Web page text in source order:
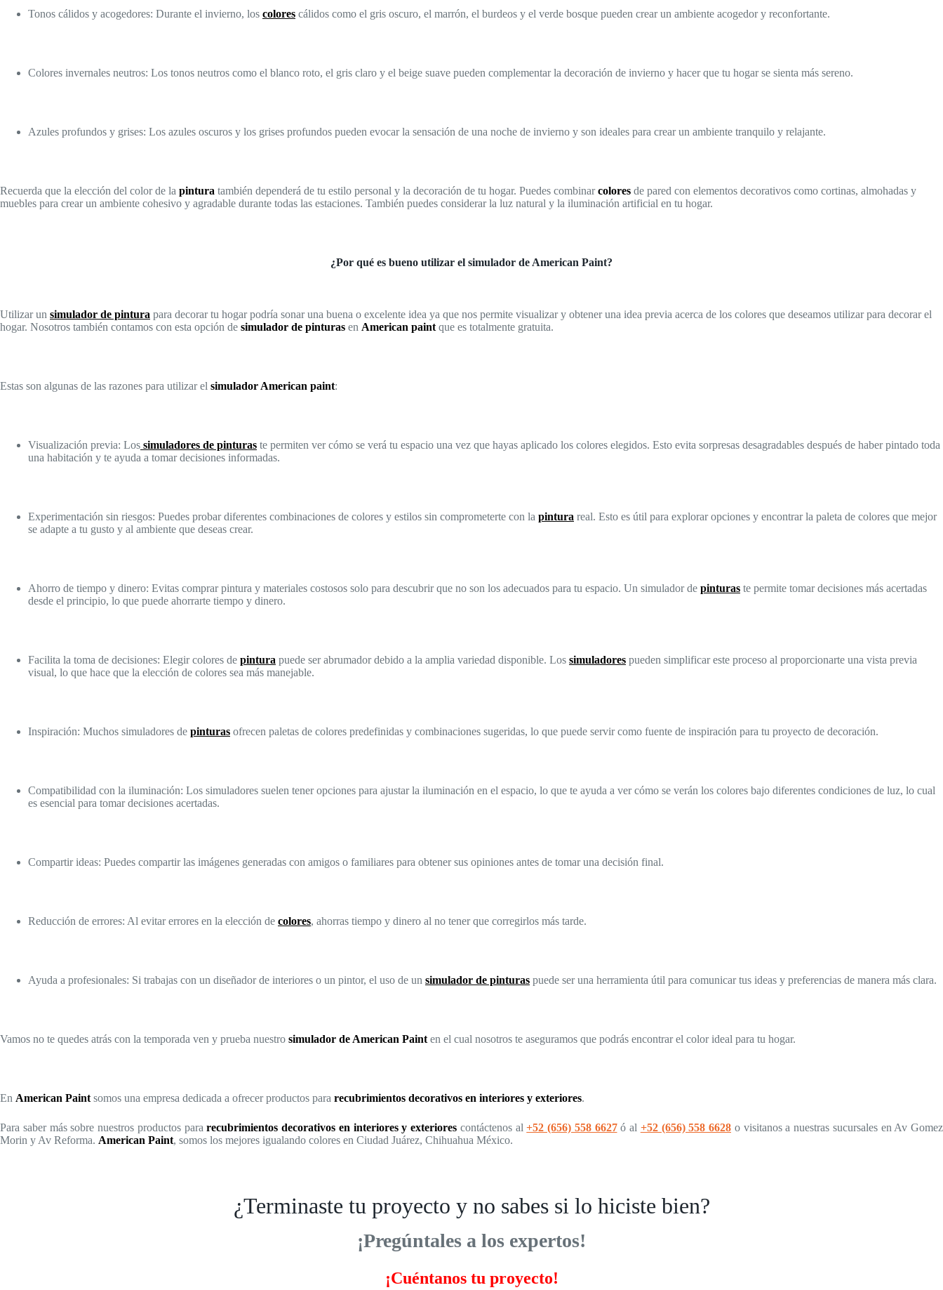
Tonos cálidos y acogedores: Durante el invierno, los colores cálidos como el gris oscuro, el marrón, el burdeos y el verde bosque pueden crear un ambiente acogedor y reconfortante.
Colores invernales neutros: Los tonos neutros como el blanco roto, el gris claro y el beige suave pueden complementar la decoración de invierno y hacer que tu hogar se sienta más sereno.
Azules profundos y grises: Los azules oscuros y los grises profundos pueden evocar la sensación de una noche de invierno y son ideales para crear un ambiente tranquilo y relajante.
Recuerda que la elección del color de la pintura también dependerá de tu estilo personal y la decoración de tu hogar. Puedes combinarcolores de pared con elementos decorativos como cortinas, almohadas y
muebles para crear un ambiente cohesivo y agradable durante todas las estaciones. También puedes considerar la luz natural y la iluminación artificial en tu hogar.
¿Por qué es bueno utilizar el simulador de American Paint?
Utilizar un simulador de pintura para decorar tu hogar podría sonar una buena o excelente idea ya que nos permite visualizar y obtener una idea previa acerca de los colores que deseamos utilizar para decorar el
hogar. Nosotros también contamos con esta opción de simulador de pinturas en American paint que es totalmente gratuita.
Estas son algunas de las razones para utilizar el simulador American paint:
Visualización previa: Los simuladores de pinturas te permiten ver cómo se verá tu espacio una vez que hayas aplicado los colores elegidos. Esto evita sorpresas desagradables después de haber pintado toda
una habitación y te ayuda a tomar decisiones informadas.
Experimentación sin riesgos: Puedes probar diferentes combinaciones de colores y estilos sin comprometerte con la pintura real. Esto es útil para explorar opciones y encontrar la paleta de colores que mejor
se adapte a tu gusto y al ambiente que deseas crear.
Ahorro de tiempo y dinero: Evitas comprar pintura y materiales costosos solo para descubrir que no son los adecuados para tu espacio. Un simulador de pinturas te permite tomar decisiones más acertadas
desde el principio, lo que puede ahorrarte tiempo y dinero.
Facilita la toma de decisiones: Elegir colores de pintura puede ser abrumador debido a la amplia variedad disponible. Los simuladores pueden simplificar este proceso al proporcionarte una vista previa
visual, lo que hace que la elección de colores sea más manejable.
Inspiración: Muchos simuladores de pinturas ofrecen paletas de colores predefinidas y combinaciones sugeridas, lo que puede servir como fuente de inspiración para tu proyecto de decoración.
Compatibilidad con la iluminación: Los simuladores suelen tener opciones para ajustar la iluminación en el espacio, lo que te ayuda a ver cómo se verán los colores bajo diferentes condiciones de luz, lo cual
es esencial para tomar decisiones acertadas.
Compartir ideas: Puedes compartir las imágenes generadas con amigos o familiares para obtener sus opiniones antes de tomar una decisión final.
Reducción de errores: Al evitar errores en la elección de colores, ahorras tiempo y dinero al no tener que corregirlos más tarde.
Ayuda a profesionales: Si trabajas con un diseñador de interiores o un pintor, el uso de un simulador de pinturas puede ser una herramienta útil para comunicar tus ideas y preferencias de manera más clara.
Vamos no te quedes atrás con la temporada ven y prueba nuestro simulador de American Paint en el cual nosotros te aseguramos que podrás encontrar el color ideal para tu hogar.
En American Paint somos una empresa dedicada a ofrecer productos para recubrimientos decorativos en interiores y exteriores.
Para saber más sobre nuestros productos pararecubrimientos decorativos en interiores y exteriores contáctenos al+52 (656) 558 6627ó al +52 (656) 558 6628 o visitanos a nuestras sucursales en Av Gomez
Morin y Av Reforma. American Paint, somos los mejores igualando colores en Ciudad Juárez, Chihuahua México.
¿Terminaste tu proyecto y no sabes si lo hiciste bien?
¡Pregúntales a los expertos!
¡Cuéntanos tu proyecto!